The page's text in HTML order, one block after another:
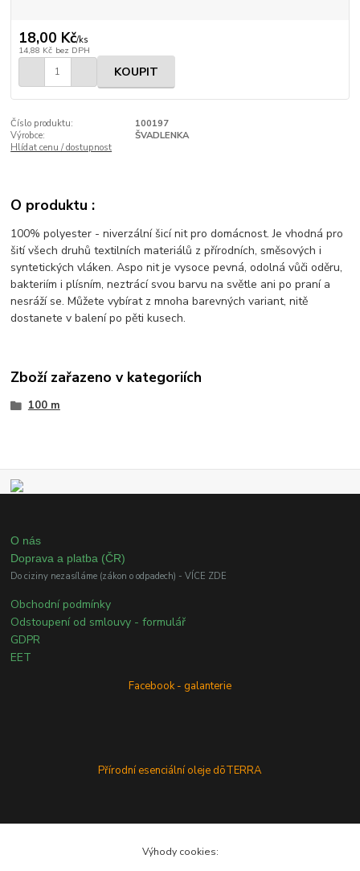
18,00 Kč/ks
14,88 Kč bez DPH
KOUPIT
Číslo produktu:
100197
Výrobce:
ŠVADLENKA
Hlídat cenu / dostupnost
O produktu :
100% polyester - niverzální šicí nit pro domácnost. Je vhodná pro
šití všech druhů textilních materiálů z přírodních, směsových i
syntetických vláken. Aspo nit je vysoce pevná, odolná vůči oděru,
bakteriím i plísním, neztrácí svou barvu na světle ani po praní a
nesráží se. Můžete vybírat z mnoha barevných variant, nitě
dostanete v balení po pěti kusech.
Zboží zařazeno v kategoriích
100 m
O nás
Doprava a platba (ČR)
Do ciziny nezasíláme (zákon o odpadech) - VÍCE ZDE
Obchodní podmínky
Odstoupení od smlouvy - formulář
GDPR
EET
Facebook - galanterie
Přírodní esenciální oleje dōTERRA
Výhody cookies: